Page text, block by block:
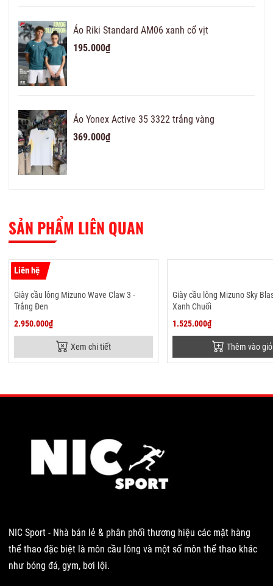
Áo Riki Standard AM06 xanh cổ vịt
195.000₫
Áo Yonex Active 35 3322 trắng vàng
369.000₫
SẢN PHẨM LIÊN QUAN
Liên hệ
Giày cầu lông Mizuno Wave Claw 3 -
Trắng Đen
2.950.000₫
Xem chi tiết
Giày cầu lông Mizuno Sky
Xanh Chuối
1.525.000₫
Thêm vào giỏ
NIC Sport - Nhà bán lẻ & phân phối thương hiệu các mặt hàng
thể thao đặc biệt là môn cầu lông và một số môn thể thao khác
như bóng đá, gym, bơi lội.